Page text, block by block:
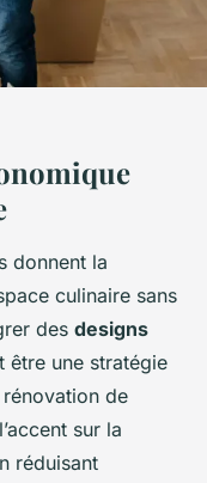
donnent la
culinaire sans
des designs
être une stratégie
de
sur la
réduisant